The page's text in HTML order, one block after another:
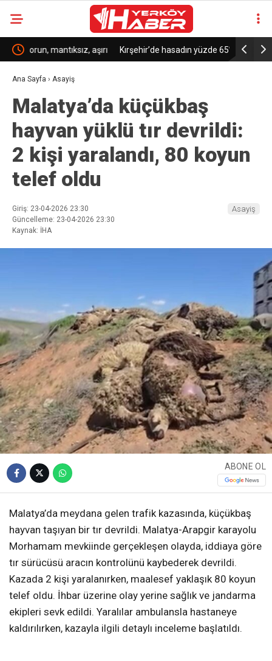
Kırşehir’de hasadın yüzde 65’i tamamlandı
Ana Sayfa › Asayiş
Malatya’da küçükbaş
hayvan yüklü tır devrildi:
2 kişi yaralandı, 80 koyun
telef oldu
Giriş: 23-04-2026 23:30
Güncelleme: 23-04-2026 23:30
Kaynak: İHA
Asayiş
ABONE OL
Malatya’da meydana gelen trafik kazasında, küçükbaş
hayvan taşıyan bir tır devrildi. Malatya-Arapgir karayolu
Morhamam mevkiinde gerçekleşen olayda, iddiaya göre
tır sürücüsü aracın kontrolünü kaybederek devrildi.
Kazada 2 kişi yaralanırken, maalesef yaklaşık 80 koyun
telef oldu. İhbar üzerine olay yerine sağlık ve jandarma
ekipleri sevk edildi. Yaralılar ambulansla hastaneye
kaldırılırken, kazayla ilgili detaylı inceleme başlatıldı.